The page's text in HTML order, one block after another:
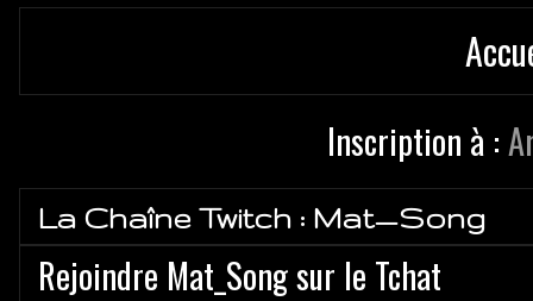
Inscription à :
La Chaîne Twitch : Mat_Song
Rejoindre Mat_Song sur le Tchat